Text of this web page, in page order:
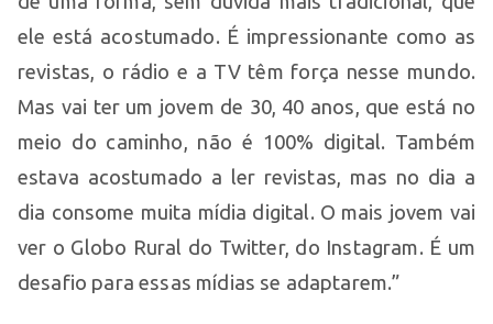
ele está acostumado. É impressionante como as
revistas, o rádio e a TV têm força nesse mundo.
Mas vai ter um jovem de 30, 40 anos, que está no
meio do caminho, não é 100% digital. Também
estava acostumado a ler revistas, mas no dia a
dia consome muita mídia digital. O mais jovem vai
ver o Globo Rural do Twitter, do Instagram. É um
desafio para essas mídias se adaptarem.”